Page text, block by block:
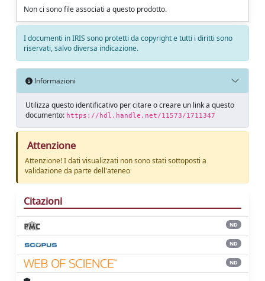
Non ci sono file associati a questo prodotto.
I documenti in IRIS sono protetti da copyright e tutti i diritti sono
riservati, salvo diversa indicazione.
Informazioni
Utilizza questo identificativo per citare o creare un link a questo
documento: https://hdl.handle.net/11573/1711347
Attenzione
Attenzione! I dati visualizzati non sono stati sottoposti a
validazione da parte dell'ateneo
Citazioni
ND
ND
ND